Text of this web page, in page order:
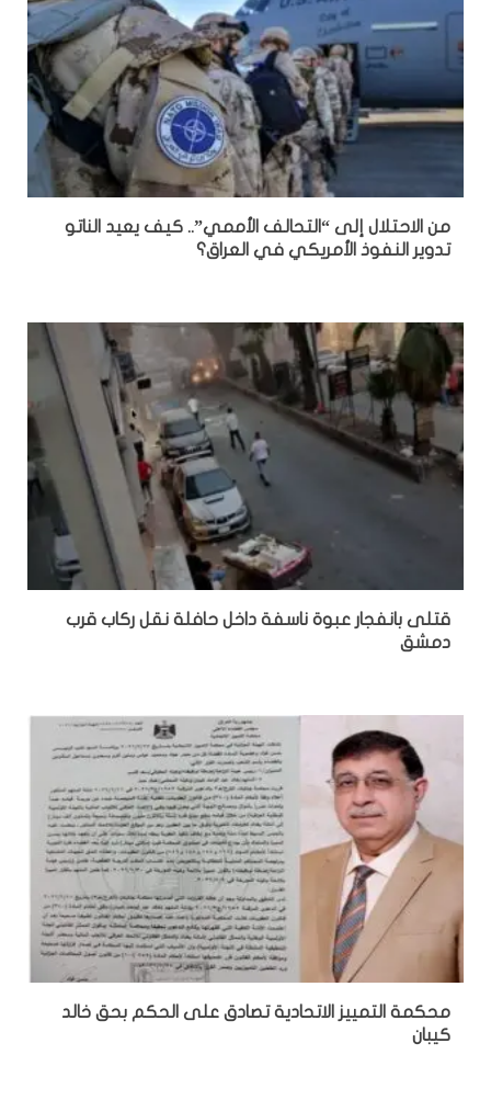
من الاحتلال إلى “التحالف الأممي”.. كيف يعيد الناتو
تدوير النفوذ الأمريكي في العراق؟
قتلى بانفجار عبوة ناسفة داخل حافلة نقل ركاب قرب
دمشق
محكمة التمييز الاتحادية تصادق على الحكم بحق خالد
كيبان